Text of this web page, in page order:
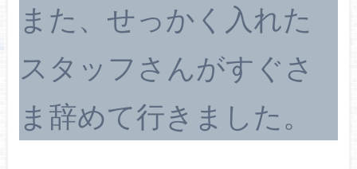
また、せっかく入れた
スタッフさんがすぐさ
ま辞めて行きました。